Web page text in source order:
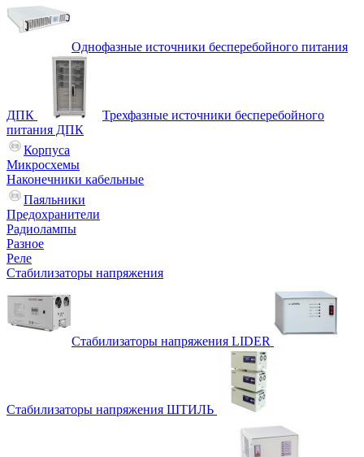
Однофазные источники бесперебойного питания
ДПК
Трехфазные источники бесперебойного
питания ДПК
Корпуса
Микросхемы
Наконечники кабельные
Паяльники
Предохранители
Радиолампы
Разное
Реле
Стабилизаторы напряжения
Стабилизаторы напряжения LIDER
Стабилизаторы напряжения ШТИЛЬ